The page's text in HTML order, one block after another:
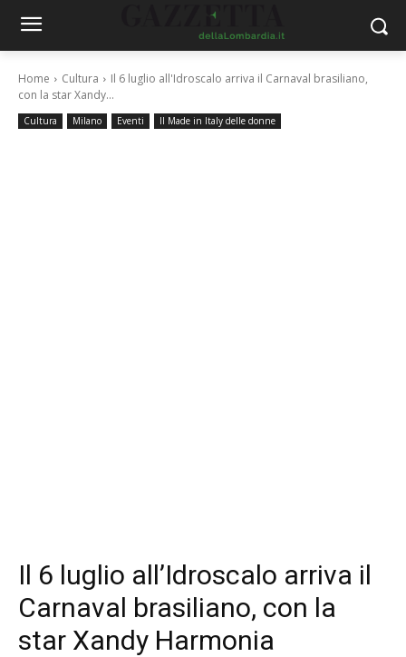
Home Cultura
Il 6 luglio all'Idroscalo arriva il Carnaval brasiliano,
con la star Xandy...
Cultura Milano Eventi Il Made in Italy delle donne
Il 6 luglio all’Idroscalo arriva il
Carnaval brasiliano, con la
star Xandy Harmonia